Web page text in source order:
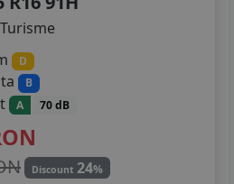
Turisme
D
B
A 70 dB
Discount 24%